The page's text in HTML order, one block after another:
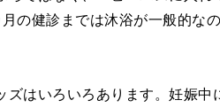
の健診までは沐浴が一般的な
はいろいろあります。妊娠中